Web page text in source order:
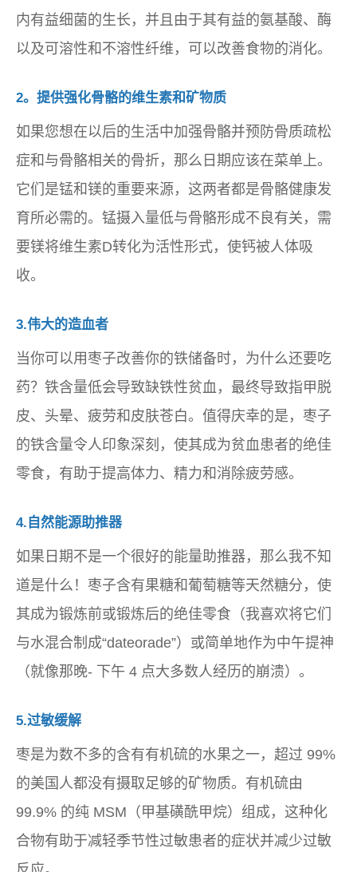
内有益细菌的生长，并且由于其有益的氨基酸、酶
以及可溶性和不溶性纤维，可以改善食物的消化。
2。提供强化骨骼的维生素和矿物质
如果您想在以后的生活中加强骨骼并预防骨质疏松
症和与骨骼相关的骨折，那么日期应该在菜单上。
它们是锰和镁的重要来源，这两者都是骨骼健康发
育所必需的。锰摄入量低与骨骼形成不良有关，需
要镁将维生素D转化为活性形式，使钙被人体吸
收。
3.伟大的造血者
当你可以用枣子改善你的铁储备时，为什么还要吃
药？铁含量低会导致缺铁性贫血，最终导致指甲脱
皮、头晕、疲劳和皮肤苍白。值得庆幸的是，枣子
的铁含量令人印象深刻，使其成为贫血患者的绝佳
零食，有助于提高体力、精力和消除疲劳感。
4.自然能源助推器
如果日期不是一个很好的能量助推器，那么我不知
道是什么！枣子含有果糖和葡萄糖等天然糖分，使
其成为锻炼前或锻炼后的绝佳零食（我喜欢将它们
与水混合制成“dateorade”）或简单地作为中午提神
（就像那晚- 下午 4 点大多数人经历的崩溃）。
5.过敏缓解
枣是为数不多的含有有机硫的水果之一，超过 99%
的美国人都没有摄取足够的矿物质。有机硫由
99.9% 的纯 MSM（甲基磺酰甲烷）组成，这种化
合物有助于减轻季节性过敏患者的症状并减少过敏